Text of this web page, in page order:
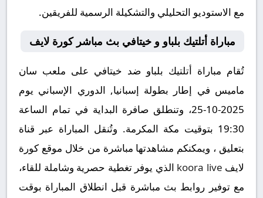
مع الاستوديو التحليلي والتشكيلة الرسمية للفريقين.
مباراة أتلتيك بلباو و خيتافي بث مباشر كورة لايف
تُقام مباراة أتلتيك بلباو ضد خيتافي على ملعب سان
ماميس في إطار بطولة إسبانيا, الدوري الإسباني يوم
2025-10-25، وتنطلق صافرة البداية في تمام الساعة
19:30 بتوقيت مكة المكرمة. وتُنقل المباراة عبر قناة
بتعليق ، ويمكنكم مشاهدتها مباشرة من خلال موقع كورة
لايف koora live الذي يوفر تغطية حصرية وشاملة للقاء،
مع توفير روابط بث مباشرة قبل انطلاق المباراة بوقت